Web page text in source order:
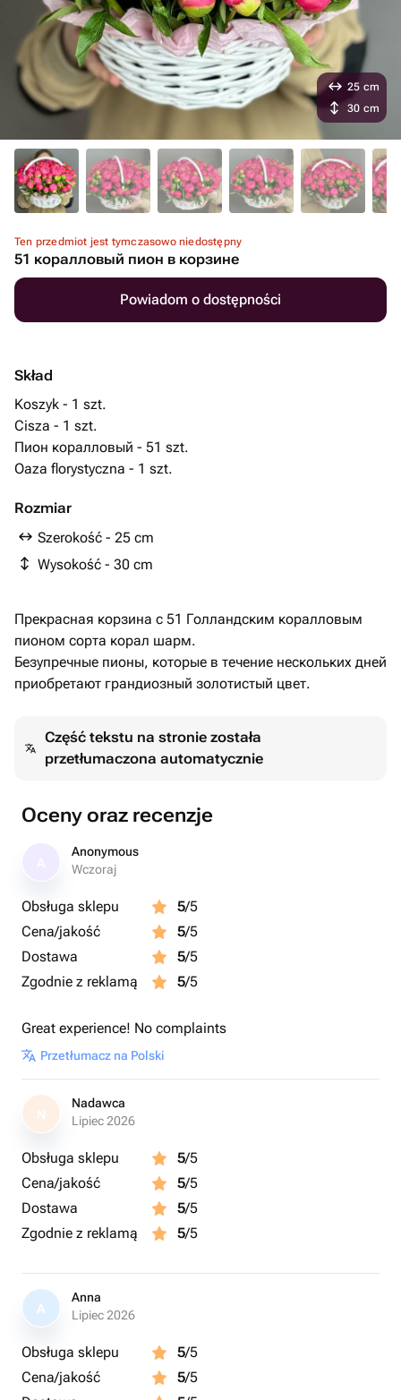
Ten przedmiot jest tymczasowo niedostępny
51 коралловый пион в корзине
Powiadom o dostępności
Skład
Koszyk - 1 szt.
Cisza - 1 szt.
Пион коралловый - 51 szt.
Oaza florystyczna - 1 szt.
Rozmiar
Szerokość - 25 cm
Wysokość - 30 cm
25 cm
30 cm
Прекрасная корзина с 51 Голландским коралловым
пионом сорта корал шарм.
Безупречные пионы, которые в течение нескольких дней
приобретают грандиозный золотистый цвет.
Część tekstu na stronie została
przetłumaczona automatycznie
Oceny oraz recenzje
Anonymous
Wczoraj
Obsługa sklepu 5/5
Cena/jakość
5/5
Dostawa
5/5
Zgodnie z reklamą
5/5
Great experience! No complaints
Przetłumacz na Polski
N
Nadawca
Lipiec 2026
Obsługa sklepu 5/5
Cena/jakość
5/5
Dostawa
5/5
Zgodnie z reklamą
5/5
A
Anna
Lipiec 2026
Obsługa sklepu 5/5
Cena/jakość
5/5